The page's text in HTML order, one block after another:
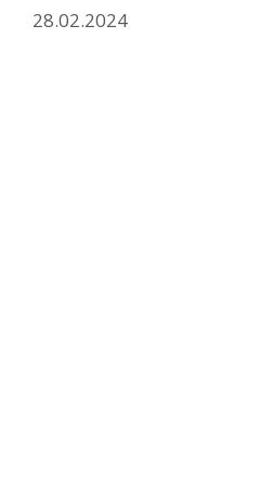
28.02.2024